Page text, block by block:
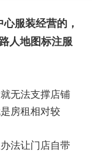
服装经营的，
人地图标注服
无法支撑店铺
房租相对较
法让门店自带